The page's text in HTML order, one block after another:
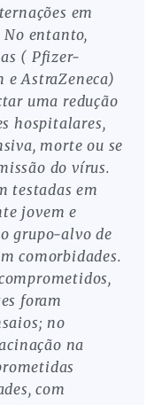
em
entanto,
( Pfizer-
e AstraZeneca)
uma redução
hospitalares,
morte ou se
do vírus.
testadas em
jovem e
grupo-alvo de
comorbidades.
foram
no
na
com